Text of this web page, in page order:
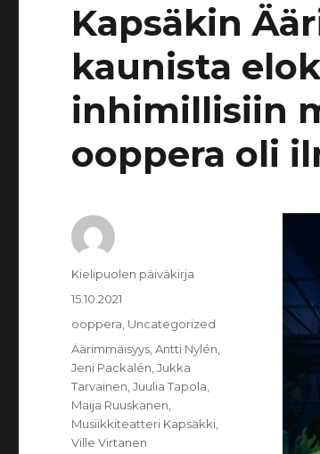
Kapsäkin
kaunista
inhimillisiin
ooppera oli
Kirjoittaja
Kielipuolen päiväkirja
Julkaistu
15.10.2021
Kategoriat
ooppera Uncategorized
Avainsanat
Äärimmäisyys ,Antti Nylén
Jeni Packalén ,Jukka
Tarvainen ,Juulia Tapola
Maija Ruuskanen
Musiikkiteatteri Kapsäkki
Ville Virtanen